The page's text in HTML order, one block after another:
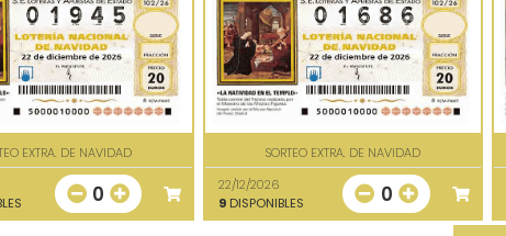
EXTRA. DE NAVIDAD
0
SORTEO EXTRA. DE NAVIDAD
22/12/2026
9 DISPONIBLES 0